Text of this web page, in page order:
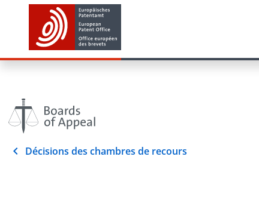
Décisions des chambres de recours